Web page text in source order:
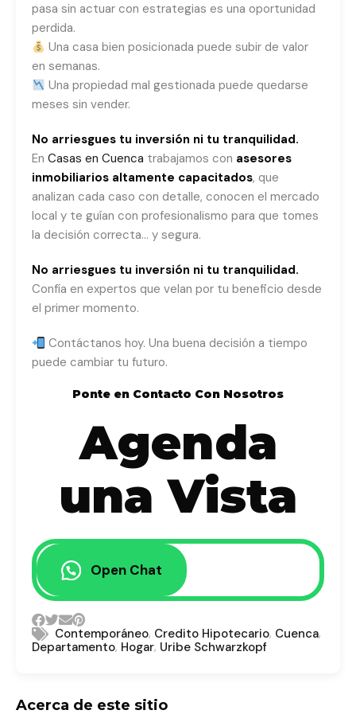
pasa sin actuar con estrategias es una oportunidad
perdida.
Una casa bien posicionada puede subir de valor
en semanas.
Una propiedad mal gestionada puede quedarse
meses sin vender.
No arriesgues tu inversión ni tu tranquilidad.
En Casas en Cuenca trabajamos con asesores
inmobiliarios altamente capacitados, que
analizan cada caso con detalle, conocen el mercado
local y te guían con profesionalismo para que tomes
la decisión correcta… y segura.
No arriesgues tu inversión ni tu tranquilidad.
Confía en expertos que velan por tu beneficio desde
el primer momento.
Contáctanos hoy. Una buena decisión a tiempo
puede cambiar tu futuro.
Ponte en Contacto Con Nosotros
Agenda
una Vista
Open Chat
Contemporáneo, Credito Hipotecario, Cuenca,
Departamento, Hogar, Uribe Schwarzkopf
Acerca de este sitio